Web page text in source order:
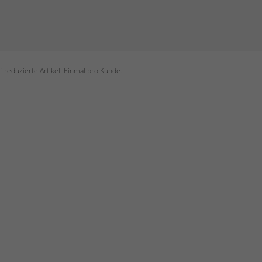
reduzierte Artikel. Einmal pro Kunde.